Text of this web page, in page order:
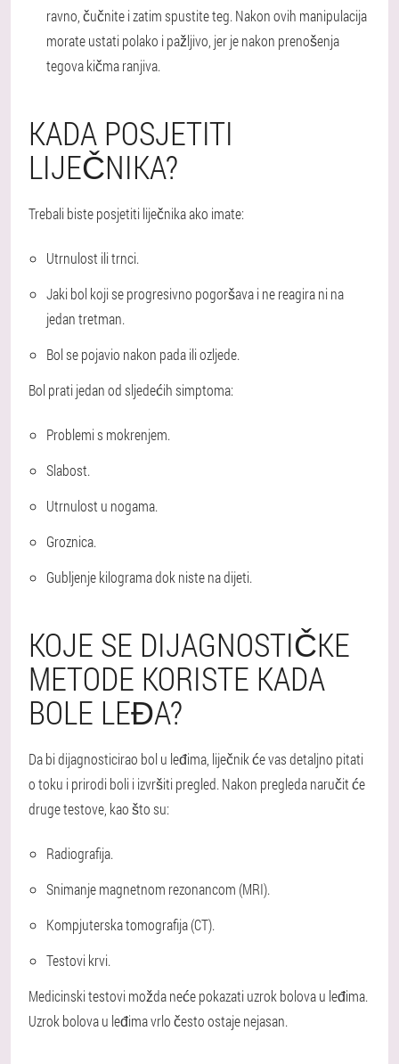
ravno, čučnite i zatim spustite teg. Nakon ovih manipulacija
morate ustati polako i pažljivo, jer je nakon prenošenja
tegova kičma ranjiva.
KADA POSJETITI
LIJEČNIKA?
Trebali biste posjetiti liječnika ako imate:
Utrnulost ili trnci.
Jaki bol koji se progresivno pogoršava i ne reagira ni na
jedan tretman.
Bol se pojavio nakon pada ili ozljede.
Bol prati jedan od sljedećih simptoma:
Problemi s mokrenjem.
Slabost.
Utrnulost u nogama.
Groznica.
Gubljenje kilograma dok niste na dijeti.
KOJE SE DIJAGNOSTIČKE
METODE KORISTE KADA
BOLE LEĐA?
Da bi dijagnosticirao bol u leđima, liječnik će vas detaljno pitati
o toku i prirodi boli i izvršiti pregled. Nakon pregleda naručit će
druge testove, kao što su:
Radiografija.
Snimanje magnetnom rezonancom (MRI).
Kompjuterska tomografija (CT).
Testovi krvi.
Medicinski testovi možda neće pokazati uzrok bolova u leđima.
Uzrok bolova u leđima vrlo često ostaje nejasan.